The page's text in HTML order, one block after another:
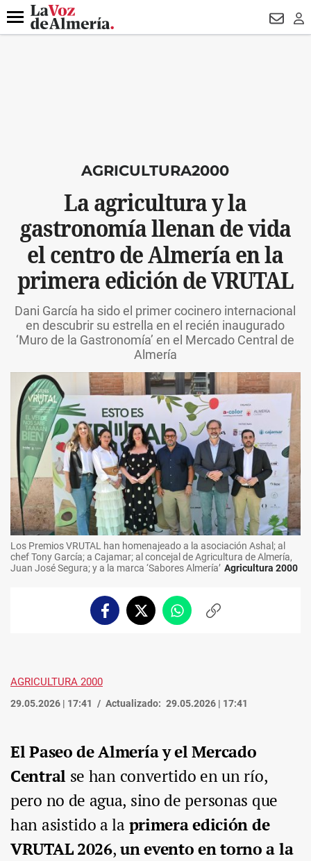
DESTACADO DRON UDA
Menú
AGRICULTURA2000
La agricultura y la
gastronomía llenan de vida
el centro de Almería en la
primera edición de VRUTAL
Dani García ha sido el primer cocinero internacional
en descubrir su estrella en el recién inaugurado
‘Muro de la Gastronomía’ en el Mercado Central de
Almería
Los Premios VRUTAL han homenajeado a la asociación Ashal; al
chef Tony García; a Cajamar; al concejal de Agricultura de Almería,
Juan José Segura; y a la marca ‘Sabores Almería’ Agricultura 2000
FacebookTwitterWhatsappCopiar
AGRICULTURA 2000
29.05.2026 | 17:41 Actualizado: 29.05.2026 | 17:41
El Paseo de Almería y el Mercado
Central se han convertido en un río,
pero no de agua, sino de personas que
han asistido a la primera edición de
VRUTAL 2026,un evento en torno a la